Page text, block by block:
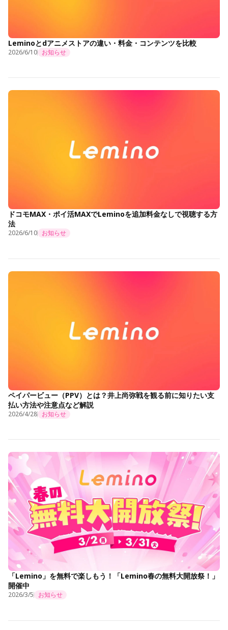
Leminoとdアニメストアの違い・料金・コンテンツを比較
2026/6/10 お知らせ
ドコモMAX・ポイ活MAXでLeminoを追加料金なしで視聴する方
法
2026/6/10 お知らせ
ペイパービュー（PPV）とは？井上尚弥戦を観る前に知りたい支
払い方法や注意点など解説
2026/4/28 お知らせ
「Lemino」を無料で楽しもう！「Lemino春の無料大開放祭！」
開催中
2026/3/5 お知らせ